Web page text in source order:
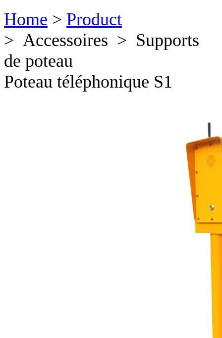
Home > Product
> Accessoires > Supports
de poteau
Poteau téléphonique S1